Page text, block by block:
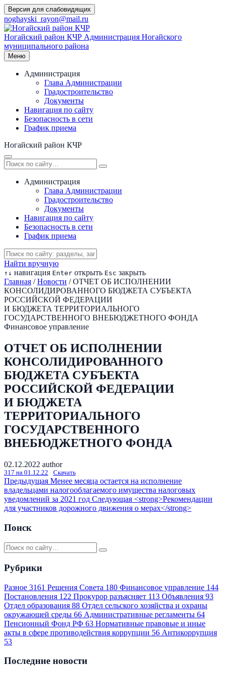
Перейти
к
содержимому
Версия для слабовидящих
noghayski_rayon@mail.ru
Ногайский район КЧР Администрация Ногайского
муниципального района
Меню
Администрация
Глава Администрации
Градостроительство
Документы
Навигация по сайту
Безопасность в сети
График приема
Ногайский район КЧР
Администрация
Глава Администрации
Градостроительство
Документы
Навигация по сайту
Безопасность в сети
График приема
Найти вручную
↑ ↓ навигация Enter открыть Esc закрыть
Главная / Новости / ОТЧЕТ ОБ ИСПОЛНЕНИИ
КОНСОЛИДИРОВАННОГО БЮДЖЕТА СУБЪЕКТА
РОССИЙСКОЙ ФЕДЕРАЦИИ
И БЮДЖЕТА ТЕРРИТОРИАЛЬНОГО
ГОСУДАРСТВЕННОГО ВНЕБЮДЖЕТНОГО ФОНДА
Финансовое управление
ОТЧЕТ ОБ ИСПОЛНЕНИИ
КОНСОЛИДИРОВАННОГО
БЮДЖЕТА СУБЪЕКТА
РОССИЙСКОЙ ФЕДЕРАЦИИ
И БЮДЖЕТА
ТЕРРИТОРИАЛЬНОГО
ГОСУДАРСТВЕННОГО
ВНЕБЮДЖЕТНОГО ФОНДА
02.12.2022 author
317 на 01.12.22 Скачать
Предыдущая Менее месяца остается на исполнение
владельцами налогооблагаемого имущества налоговых
уведомлений за 2021 год Следующая <strong>Рекомендации
для участников дорожного движения о мерах</strong>
Поиск
Рубрики
Разное 3161 Решения Совета 180 Финансовое управление 144
Постановления 122 Прокурор разъясняет 113 Объявления 93
Отдел образования 88 Отдел сельского хозяйства и охраны
окружающей среды 66 Административные регламенты 64
Пенсионный Фонд РФ 63 Нормативные правовые и иные
акты в сфере противодействия коррупции 56 Антикоррупция
53
Последние новости